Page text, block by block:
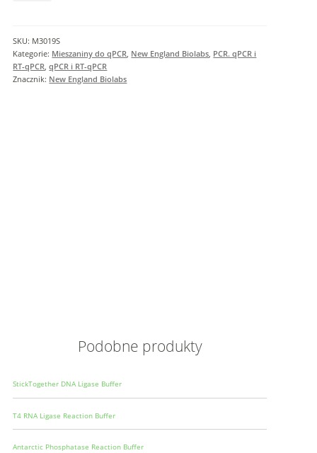
Step
RT-
qPCR
4X
SKU: M3019S
Kategorie: Mieszaniny do qPCR New England Biolabs PCR. qPCR i
RT-qPCR ,qPCR i RT-qPCR
Znacznik: New England Biolabs
Podobne produkty
StickTogether DNA Ligase Buffer
T4 RNA Ligase Reaction Buffer
Antarctic Phosphatase Reaction Buffer